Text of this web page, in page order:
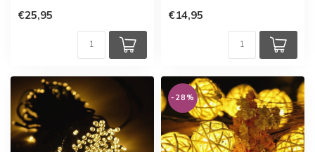
€25,95 €14,95
-28%